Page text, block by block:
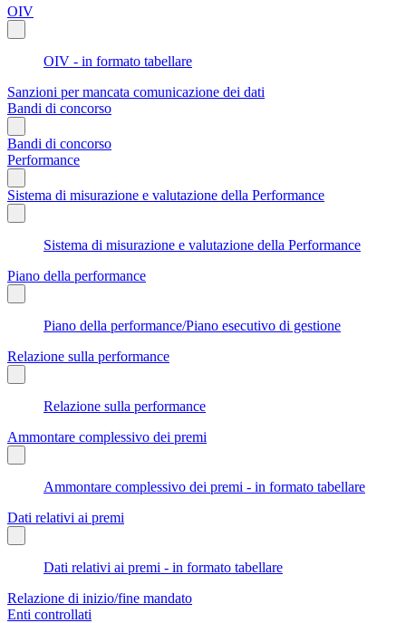
OIV
OIV - in formato tabellare
Sanzioni per mancata comunicazione dei dati
Bandi di concorso
Bandi di concorso
Performance
Sistema di misurazione e valutazione della Performance
Sistema di misurazione e valutazione della Performance
Piano della performance
Piano della performance/Piano esecutivo di gestione
Relazione sulla performance
Relazione sulla performance
Ammontare complessivo dei premi
Ammontare complessivo dei premi - in formato tabellare
Dati relativi ai premi
Dati relativi ai premi - in formato tabellare
Relazione di inizio/fine mandato
Enti controllati